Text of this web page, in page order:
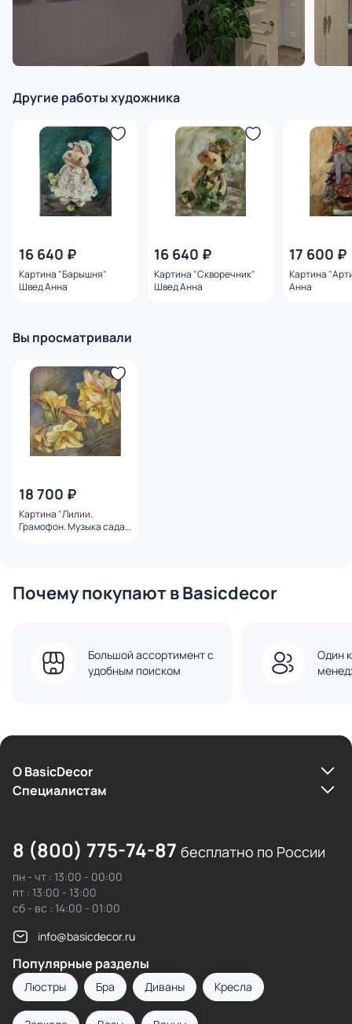
Другие работы художника
16 640 ₽
Картина "Барышня"
Швед Анна
16 640 ₽
Картина "Скворечник"
Швед Анна
17 600 ₽
Картина
Анна
Вы просматривали
18 700 ₽
Картина "Лилии.
Грамофон. Музыка сада"
Почему покупают в Basicdecor
Большой ассортимент с
удобным поиском
Один
О BasicDecor
Cпециалистам
8 (800) 775-74-87 бесплатно по России
пн - чт : 13:00 - 00:00
пт : 13:00 - 13:00
сб - вс : 14:00 - 01:00
info@basicdecor.ru
Популярные разделы
Люстры Бра Диваны Кресла